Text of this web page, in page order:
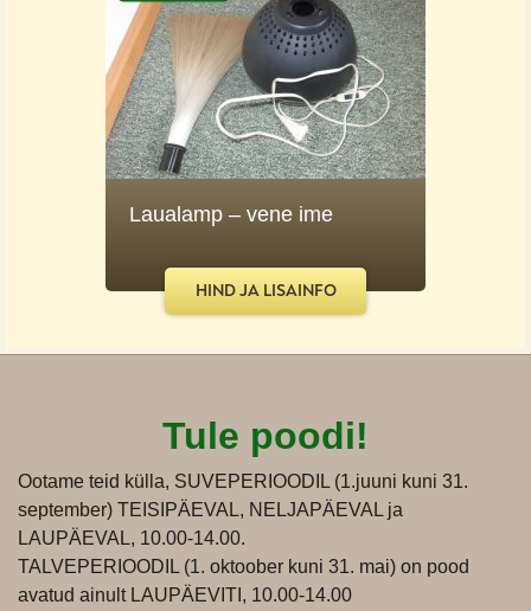
Laualamp – vene ime
HIND JA LISAINFO
Tule poodi!
Ootame teid külla, SUVEPERIOODIL (1.juuni kuni 31.
september) TEISIPÄEVAL, NELJAPÄEVAL ja
LAUPÄEVAL, 10.00-14.00.
TALVEPERIOODIL (1. oktoober kuni 31. mai) on pood
avatud ainult LAUPÄEVITI, 10.00-14.00